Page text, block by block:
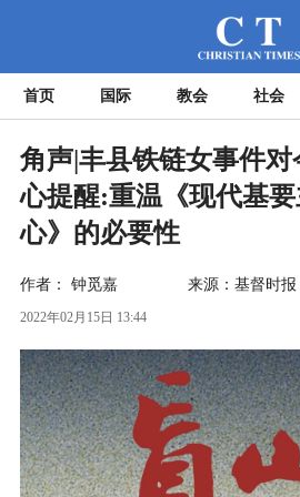
首页 国际 教会 社会
角声|丰县铁链女事件
心提醒:重温《现代基
心》的必要性
作者： 钟觅嘉 来源：基督时报
2022年02月15日 13:44